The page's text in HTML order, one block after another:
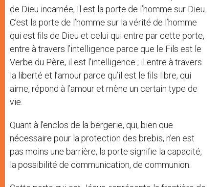
de Dieu incarnée, Il est la porte de l’homme sur Dieu.
C’est la porte de l’homme sur la vérité de l’homme
qui est fils de Dieu et celui qui entre par cette porte,
entre à travers l’intelligence parce que le Fils est le
Verbe du Père, il est l’intelligence ; il entre à travers
la liberté et l’amour parce qu’il est le fils libre, qui
aime, répond à l’amour et mène un certain type de
vie.
Quant à l’enclos de la bergerie, qui, bien que
nécessaire pour la protection des brebis, n’en est
pas moins une barrière, la porte signifie la capacité,
la possibilité de communication, de communion.